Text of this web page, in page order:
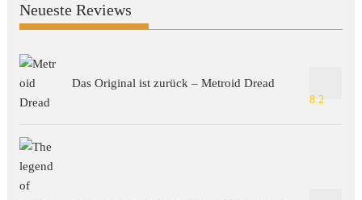
Neueste Reviews
Das Original ist zurück – Metroid Dread
8.2